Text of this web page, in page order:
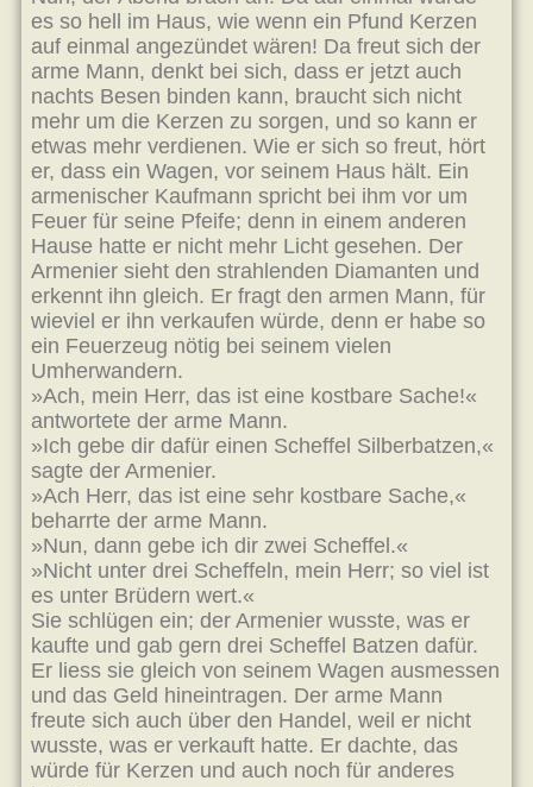
es so hell im Haus, wie wenn ein Pfund Kerzen
auf einmal angezündet wären! Da freut sich der
arme Mann, denkt bei sich, dass er jetzt auch
nachts Besen binden kann, braucht sich nicht
mehr um die Kerzen zu sorgen, und so kann er
etwas mehr verdienen. Wie er sich so freut, hört
er, dass ein Wagen, vor seinem Haus hält. Ein
armenischer Kaufmann spricht bei ihm vor um
Feuer für seine Pfeife; denn in einem anderen
Hause hatte er nicht mehr Licht gesehen. Der
Armenier sieht den strahlenden Diamanten und
erkennt ihn gleich. Er fragt den armen Mann, für
wieviel er ihn verkaufen würde, denn er habe so
ein Feuerzeug nötig bei seinem vielen
Umherwandern.
»Ach, mein Herr, das ist eine kostbare Sache!«
antwortete der arme Mann.
»Ich gebe dir dafür einen Scheffel Silberbatzen,«
sagte der Armenier.
»Ach Herr, das ist eine sehr kostbare Sache,«
beharrte der arme Mann.
»Nun, dann gebe ich dir zwei Scheffel.«
»Nicht unter drei Scheffeln, mein Herr; so viel ist
es unter Brüdern wert.«
Sie schlügen ein; der Armenier wusste, was er
kaufte und gab gern drei Scheffel Batzen dafür.
Er liess sie gleich von seinem Wagen ausmessen
und das Geld hineintragen. Der arme Mann
freute sich auch über den Handel, weil er nicht
wusste, was er verkauft hatte. Er dachte, das
würde für Kerzen und auch noch für anderes